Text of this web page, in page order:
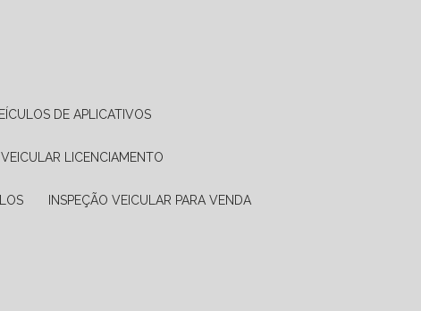
DE APLICATIVOS
VEICULAR LICENCIAMENTO
INSPEÇÃO VEICULAR PARA VENDA